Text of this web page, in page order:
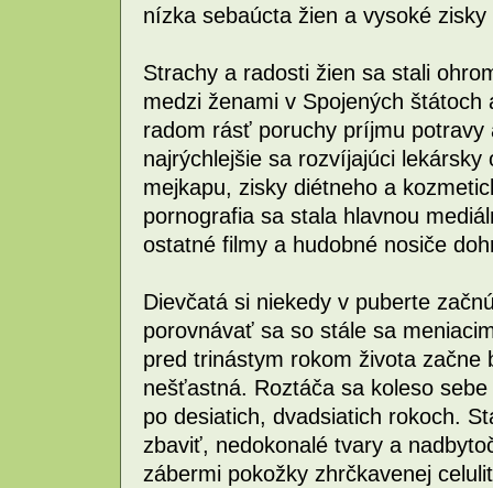
nízka sebaúcta žien a vysoké zisky
Strachy a radosti žien sa stali
medzi ženami v Spojených
radom rásť poruchy príjmu
najrýchlejšie sa rozvíjajúci
mejkapu, zisky diétneho a
pornografia sa stala hlavnou
ostatné filmy a hudobné nosiče
Dievčatá si niekedy v puberte
porovnávať sa so stále sa
pred trinástym rokom života
nešťastná. Roztáča sa koleso
po desiatich, dvadsiatich rokoch.
zbaviť, nedokonalé tvary a
zábermi pokožky zhrčkavenej